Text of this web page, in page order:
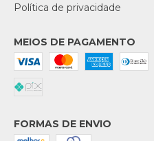
Política de privacidade
MEIOS DE PAGAMENTO
FORMAS DE ENVIO